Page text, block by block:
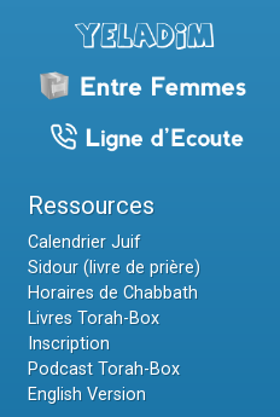
Ressources
Calendrier Juif
Sidour (livre de prière)
Horaires de Chabbath
Livres Torah-Box
Inscription
Podcast Torah-Box
English Version